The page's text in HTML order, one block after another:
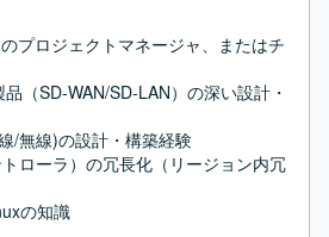
プロジェクトマネージャ、またはチ
（SD-WAN/SD-LAN）の深い設計・
/無線)の設計・構築経験
トローラ）の冗長化（リージョン内冗
の知識